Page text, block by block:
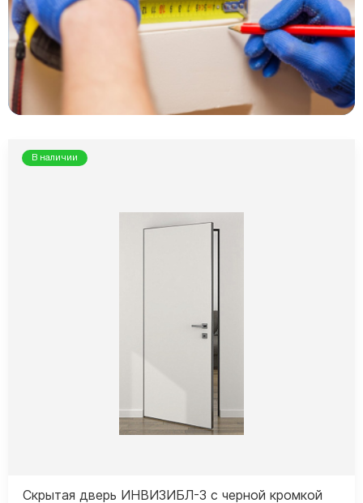
В наличии
Скрытая дверь ИНВИЗИБЛ-3 с черной кромкой